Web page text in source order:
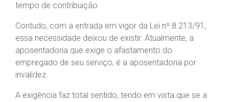
tempo de contribuição.
Contudo, com a entrada em vigor da Lei nº 8.213/91,
essa necessidade deixou de existir. Atualmente, a
aposentadoria que exige o afastamento do
empregado de seu serviço, é a aposentadoria por
invalidez.
A exigência faz total sentido, tendo em vista que se a